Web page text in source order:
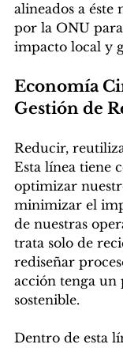
alineados a éste
por la ONU
impacto local y
Economía
Gestión de
Reducir,
Esta línea tiene
optimizar
minimizar el
de nuestras
trata solo de
rediseñar
acción tenga un
sostenible.
Dentro de esta